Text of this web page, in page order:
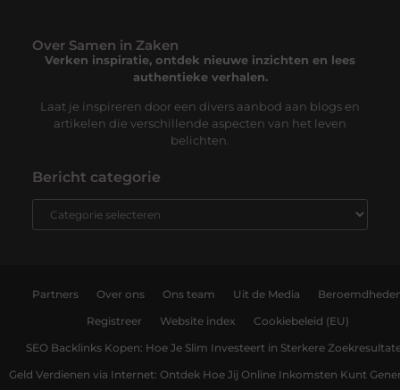
Over Samen in Zaken
Verken inspiratie, ontdek nieuwe inzichten en lees
authentieke verhalen.
Laat je inspireren door een divers aanbod aan blogs en
artikelen die verschillende aspecten van het leven
belichten.
Bericht categorie
Partners Over ons Ons team Uit de Media
Registreer Website index Cookiebeleid (EU)
SEO Backlinks Kopen: Hoe Je Slim Investeert in Sterkere
Geld Verdienen via Internet: Ontdek Hoe Jij Online Inkomsten Kunt